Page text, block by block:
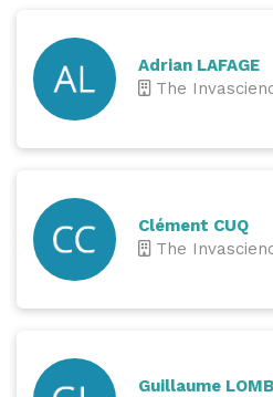
Adrian LAFAGE
The Invascience
Clément CUQ
The Invascience
Guillaume